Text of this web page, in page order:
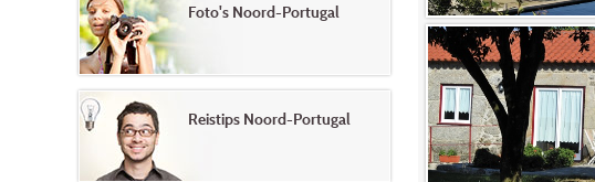
Foto's Noord-Portugal
Reistips Noord-Portugal